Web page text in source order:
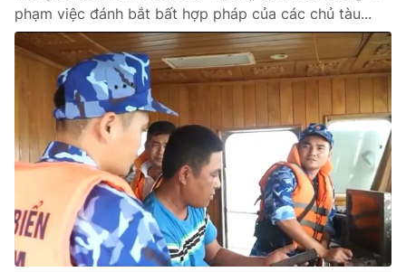
phạm việc đánh bắt bất hợp pháp của các chủ tàu...